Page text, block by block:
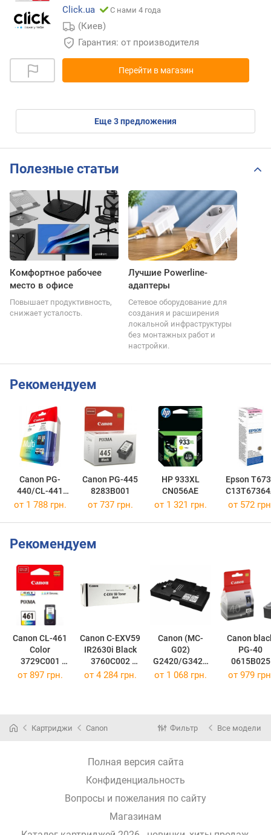
Click.ua
С нами 4 года
(Киев)
Гарантия: от производителя
Перейти в магазин
eще3предложения
Полезные статьи
Комфортное рабочее
место в офисе
Повышает продуктивность,
снижает усталость.
Лучшие Powerline-
адаптеры
Сетевое оборудование для
создания и расширения
локальной инфраструктуры
без монтажных работ и
настройки.
Рекомендуем
Canon PG-
440/CL-441
MULTI
Canon PG-445
8283B001
HP 933XL
CN056AE
Epson
от 1 788 грн. от 737 грн. от 1 321 грн. от 572
Рекомендуем
Canon CL-461
Color
(3729C001)
Canon C-EXV59
IR2630i Black
3760C002
(3760C002)
Canon (MC-
G02)
G2420/G3420
4589C001
Canon black
PG-40
от 897 грн. от 4 284 грн. от 1 068 грн. от 979
Картриджи Canon Фильтр Все модели
Полная версия сайта
Конфиденциальность
Вопросы и пожелания по сайту
Магазинам